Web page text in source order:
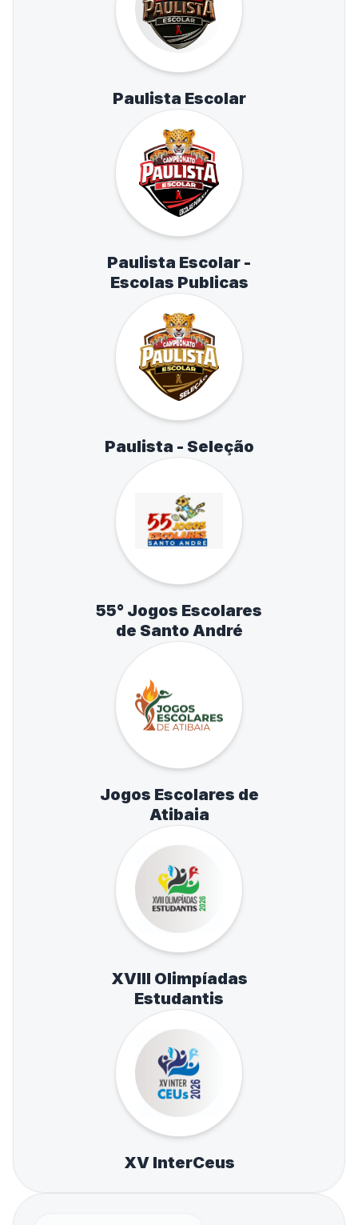
Paulista Escolar
Paulista Escolar -
Escolas Publicas
Paulista - Seleção
55° Jogos Escolares
de Santo André
Jogos Escolares de
Atibaia
XVIII Olimpíadas
Estudantis
XV InterCeus